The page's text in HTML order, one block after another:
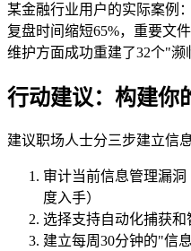
某金融行业用户的实际案例
复盘时间缩短65%，重要文
维护方面成功重建了32个"濒
行动建议：构建你
建议职场人士分三步建立信
审计当前信息管理漏
度入手）
选择支持自动化捕获
建立每周30分钟的"信